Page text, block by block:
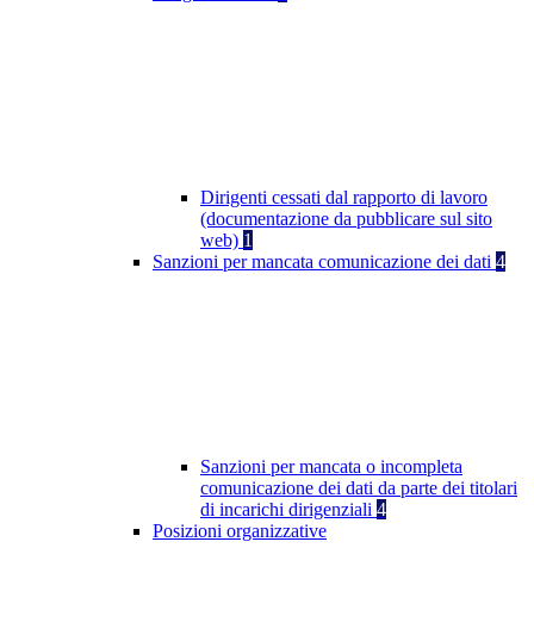
Dirigenti cessati dal rapporto di lavoro
(documentazione da pubblicare sul sito
web) 1
Sanzioni per mancata comunicazione dei dati 4
Sanzioni per mancata o incompleta
comunicazione dei dati da parte dei titolari
di incarichi dirigenziali 4
Posizioni organizzative